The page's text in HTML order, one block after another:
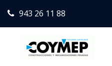
943 26 11 88